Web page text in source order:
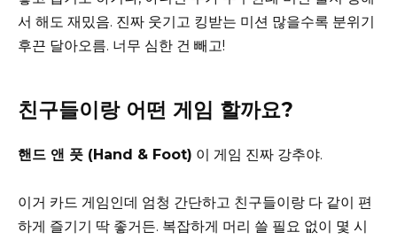
서 해도 재밌음. 진짜 웃기고 킹받는 미션 많을수록 분위기
후끈 달아오름. 너무 심한 건 빼고!
친구들이랑 어떤 게임 할까요?
핸드 앤 풋 (Hand & Foot) 이 게임 진짜 강추야.
이거 카드 게임인데 엄청 간단하고 친구들이랑 다 같이 편
하게 즐기기 딱 좋거든. 복잡하게 머리 쓸 필요 없이 몇 시